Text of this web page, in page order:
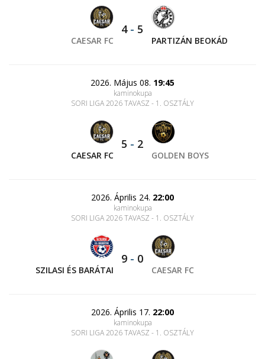
CAESAR FC
4- 5
PARTIZÁN BEOKÁD
2026. Május 08. 19:45
kaminokupa
SORI LIGA 2026 TAVASZ - 1. OSZTÁLY
CAESAR FC
5 - 2
GOLDEN BOYS
2026. Április 24. 22:00
kaminokupa
SORI LIGA 2026 TAVASZ - 1. OSZTÁLY
SZILASI ÉS BARÁTAI
9 - 0
CAESAR FC
2026. Április 17. 22:00
kaminokupa
SORI LIGA 2026 TAVASZ - 1. OSZTÁLY